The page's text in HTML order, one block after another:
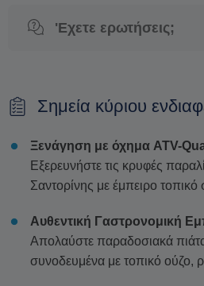
'Εχετε ερωτήσεις;
Σημεία κύριου
Ξενάγηση με όχημα ATV-
Εξερευνήστε τις κρυφές
Σαντορίνης με έμπειρο
Αυθεντική Γαστρονομική
Απολαύστε παραδοσιακά
συνοδευμένα με τοπικό ούζο,